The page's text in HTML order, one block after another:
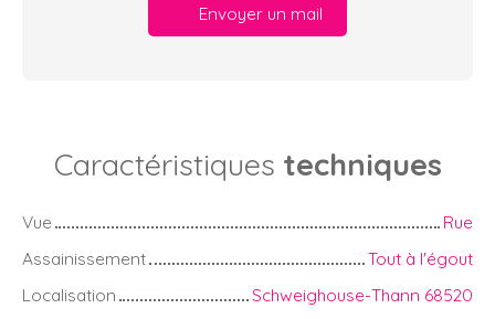
Envoyer un mail
Caractéristiques techniques
Vue
Rue
Assainissement
Tout à l'égout
Localisation
Schweighouse-Thann 68520